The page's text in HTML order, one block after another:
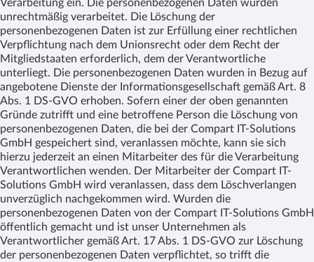
Verarbeitung ein. Die personenbezogenen Daten wurden
unrechtmäßig verarbeitet. Die Löschung der
personenbezogenen Daten ist zur Erfüllung einer rechtlichen
Verpflichtung nach dem Unionsrecht oder dem Recht der
Mitgliedstaaten erforderlich, dem der Verantwortliche
unterliegt. Die personenbezogenen Daten wurden in Bezug auf
angebotene Dienste der Informationsgesellschaft gemäß Art. 8
Abs. 1 DS-GVO erhoben. Sofern einer der oben genannten
Gründe zutrifft und eine betroffene Person die Löschung von
personenbezogenen Daten, die bei der Compart IT-Solutions
GmbH gespeichert sind, veranlassen möchte, kann sie sich
hierzu jederzeit an einen Mitarbeiter des für die Verarbeitung
Verantwortlichen wenden. Der Mitarbeiter der Compart IT-
Solutions GmbH wird veranlassen, dass dem Löschverlangen
unverzüglich nachgekommen wird. Wurden die
personenbezogenen Daten von der Compart IT-Solutions GmbH
öffentlich gemacht und ist unser Unternehmen als
Verantwortlicher gemäß Art. 17 Abs. 1 DS-GVO zur Löschung
der personenbezogenen Daten verpflichtet, so trifft die